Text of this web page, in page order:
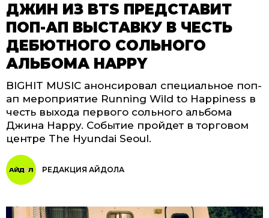
ДЖИН ИЗ BTS ПРЕДСТАВИТ
ПОП-АП ВЫСТАВКУ В ЧЕСТЬ
ДЕБЮТНОГО СОЛЬНОГО
АЛЬБОМА HAPPY
BIGHIT MUSIC анонсировал специальное поп-
ап мероприятие Running Wild to Happiness в
честь выхода первого сольного альбома
Джина Happy. Событие пройдет в торговом
центре The Hyundai Seoul.
РЕДАКЦИЯ АЙДОЛА